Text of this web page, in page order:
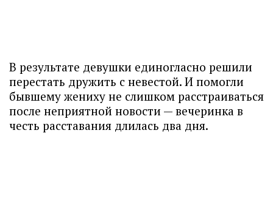
В результате девушки единогласно решили
перестать дружить с невестой. И помогли
бывшему жениху не слишком расстраиваться
после неприятной новости — вечеринка в
честь расставания длилась два дня.